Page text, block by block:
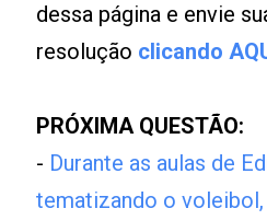
dessa página e envie
resolução clicando
PRÓXIMA QUESTÃO:
- Durante as aulas de
tematizando o